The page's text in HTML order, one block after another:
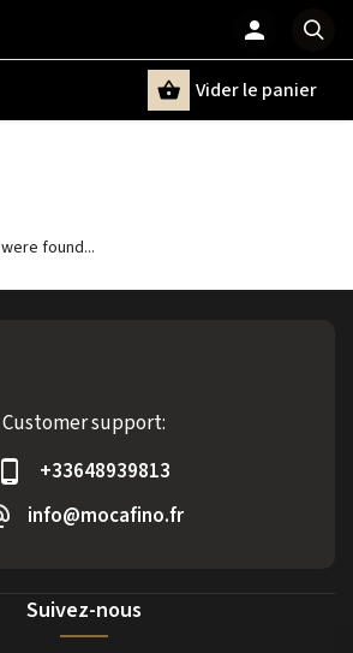
Vider le panier
were found...
Customer support:
+33648939813
info@mocafino.fr
Suivez-nous